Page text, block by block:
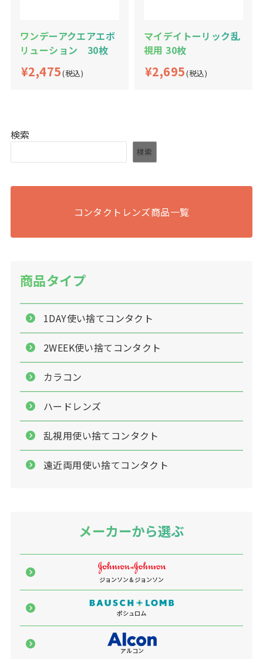
ワンデーアクエアエボ
リューション 30枚
¥2,475(税込)
マイデイトーリック乱
視用 30枚
¥2,695(税込)
検索
検索
コンタクトレンズ商品一覧
商品タイプ
1DAY使い捨てコンタクト
2WEEK使い捨てコンタクト
カラコン
ハードレンズ
乱視用使い捨てコンタクト
遠近両用使い捨てコンタクト
メーカーから選ぶ